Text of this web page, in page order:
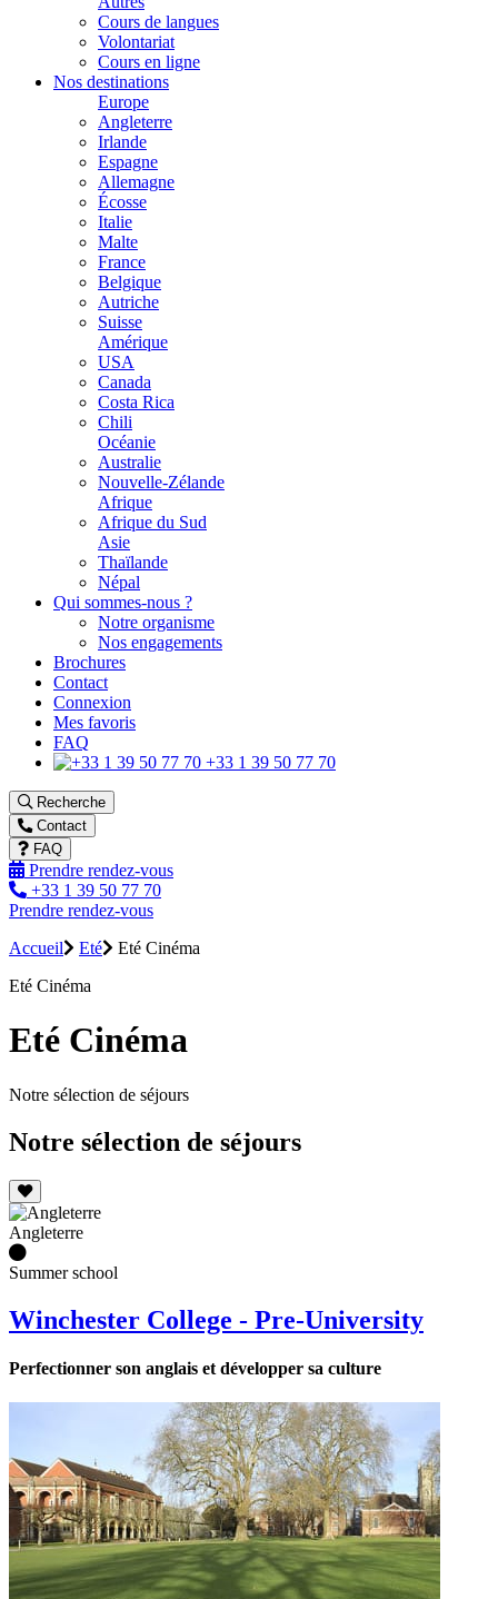
Cours de langues
Volontariat
Cours en ligne
Nos destinations
Europe
Angleterre
Irlande
Espagne
Allemagne
Écosse
Italie
Malte
France
Belgique
Autriche
Suisse
Amérique
USA
Canada
Costa Rica
Chili
Océanie
Australie
Nouvelle-Zélande
Afrique
Afrique du Sud
Asie
Thaïlande
Népal
Qui sommes-nous ?
Notre organisme
Nos engagements
Brochures
Contact
Connexion
Mes favoris
FAQ
+33 1 39 50 77 70
Recherche
Contact
FAQ
Prendre rendez-vous
+33 1 39 50 77 70
Prendre rendez-vous
Accueil
Eté
Eté Cinéma
Eté Cinéma
Eté Cinéma
Notre sélection de séjours
Notre sélection de séjours
Angleterre
Summer school
Winchester College - Pre-University
Perfectionner son anglais et développer sa culture